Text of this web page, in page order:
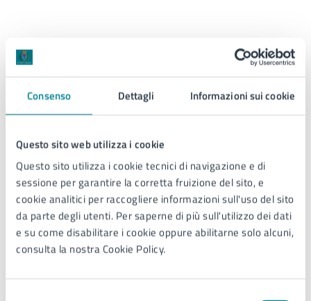
Consenso Dettagli Informazioni sui cookie
Questo sito web utilizza i cookie
Questo sito utilizza i cookie tecnici di navigazione e di
sessione per garantire la corretta fruizione del sito, e
cookie analitici per raccogliere informazioni sull'uso del sito
da parte degli utenti. Per saperne di più sull'utilizzo dei dati
e su come disabilitare i cookie oppure abilitarne solo alcuni,
consulta la nostra Cookie Policy.
Presentazione domande esclusivamente via
web:
Accedi al servizio: Buono Scuola
Informazioni e assistenza
Contattare l'Ufficio Diritto allo Studio Ordinario e
Offerta Formativa Regionale ai seguenti numeri:
041/2795036 - 5973 - 5032 (dal lunedì al venerdì h 9:00-
13:00).
Allegati